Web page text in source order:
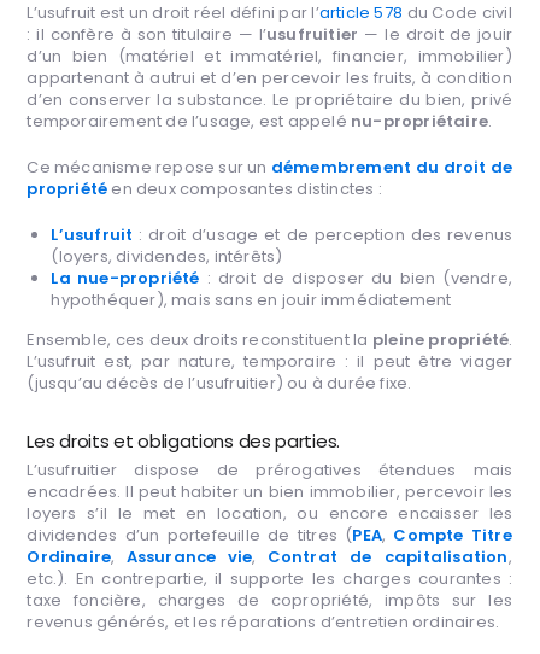
L’usufruit est un droit réel défini par l’article 578 du Code civil
: il confère à son titulaire — l’usufruitier — le droit de jouir
d’un bien (matériel et immatériel, financier, immobilier)
appartenant à autrui et d’en percevoir les fruits, à condition
d’en conserver la substance. Le propriétaire du bien, privé
temporairement de l’usage, est appelé nu-propriétaire.
Ce mécanisme repose sur un démembrement du droit de
propriété en deux composantes distinctes :
L’usufruit : droit d’usage et de perception des revenus
(loyers, dividendes, intérêts)
La nue-propriété : droit de disposer du bien (vendre,
hypothéquer), mais sans en jouir immédiatement
Ensemble, ces deux droits reconstituent la pleine propriété.
L’usufruit est, par nature, temporaire : il peut être viager
(jusqu’au décès de l’usufruitier) ou à durée fixe.
Les droits et obligations des parties.
L’usufruitier dispose de prérogatives étendues mais
encadrées. Il peut habiter un bien immobilier, percevoir les
loyers s’il le met en location, ou encore encaisser les
dividendes d’un portefeuille de titres (PEA, Compte Titre
Ordinaire, Assurance vie, Contrat de capitalisation,
etc.). En contrepartie, il supporte les charges courantes :
taxe foncière, charges de copropriété, impôts sur les
revenus générés, et les réparations d’entretien ordinaires.